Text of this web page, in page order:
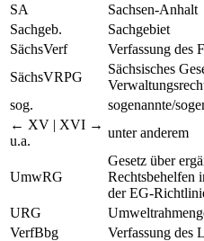
SA
Sachsen-Anhalt
Sachgeb.
Sachgebiet
SächsVerf
Verfassung des
SächsVRPG
Sächsisches
sog.
sogenannte/
← XV | XVI →
u.a.
unter anderem
UmwRG
Gesetz über
Rechtsbehelfen
der EG-
URG
VerfBbg
Verfassung des